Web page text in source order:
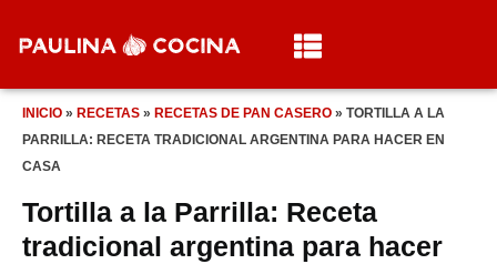
INICIO » RECETAS » RECETAS DE PAN CASERO » TORTILLA A LA
PARRILLA: RECETA TRADICIONAL ARGENTINA PARA HACER EN
CASA
Tortilla a la Parrilla: Receta
tradicional argentina para hacer